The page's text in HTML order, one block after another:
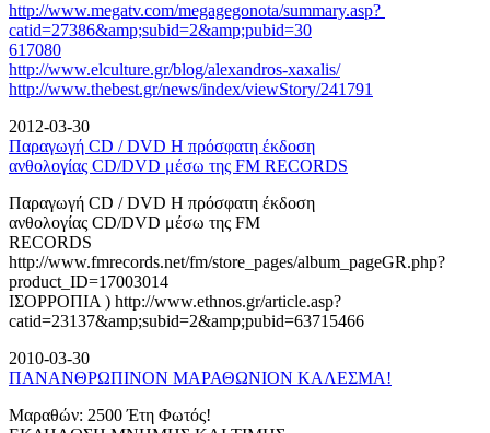
http://www.megatv.com/megagegonota/summary.asp?
catid=27386&amp;subid=2&amp;pubid=30
617080
http://www.elculture.gr/blog/alexandros-xaxalis/
http://www.thebest.gr/news/index/viewStory/241791
2012-03-30
Παραγωγή CD / DVD Η πρόσφατη έκδοση
ανθολογίας CD/DVD μέσω της FM RECORDS
Παραγωγή CD / DVD Η πρόσφατη έκδοση
ανθολογίας CD/DVD μέσω της FM
RECORDS
http://www.fmrecords.net/fm/store_pages/album_pageGR.php?
product_ID=17003014
ΙΣΟΡΡΟΠΙΑ ) http://www.ethnos.gr/article.asp?
catid=23137&amp;subid=2&amp;pubid=63715466
2010-03-30
ΠΑΝΑΝΘΡΩΠΙΝΟΝ ΜΑΡΑΘΩΝΙΟΝ ΚΑΛΕΣΜΑ!
Μαραθών: 2500 Έτη Φωτός!